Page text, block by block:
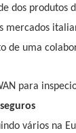
dos produtos
mercados
de uma
vários na